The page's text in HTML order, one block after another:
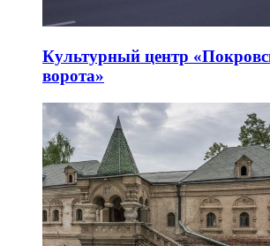
Культурный центр
ворота»